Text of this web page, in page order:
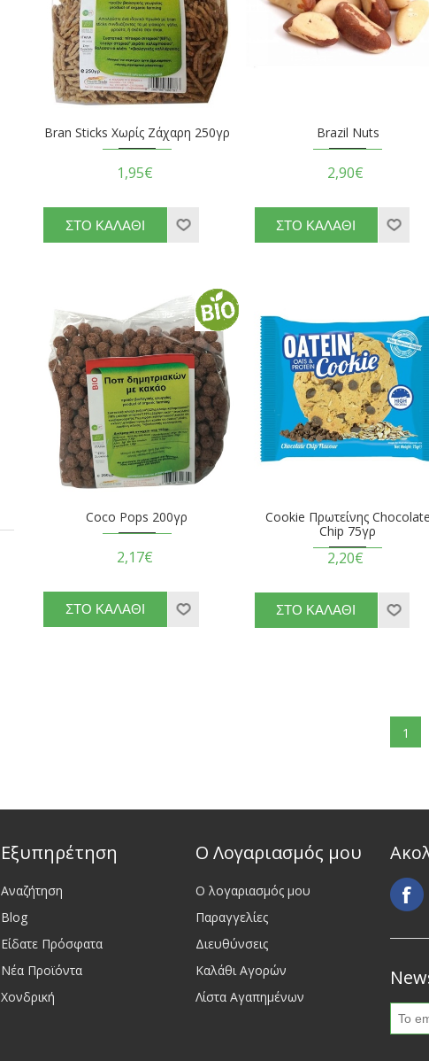
Bran Sticks Χωρίς Ζάχαρη 250γρ
1,95€
Brazil Nuts
2,90€
Coco Pops 200γρ
2,17€
Cookie Πρωτείνης
Chip 75γρ
2,20€
1
Εξυπηρέτηση
Αναζήτηση
Blog
Είδατε Πρόσφατα
Νέα Προϊόντα
Χονδρική
Ο Λογαριασμός μου
Ο λογαριασμός μου
Παραγγελίες
Διευθύνσεις
Καλάθι Αγορών
Λίστα Αγαπημένων